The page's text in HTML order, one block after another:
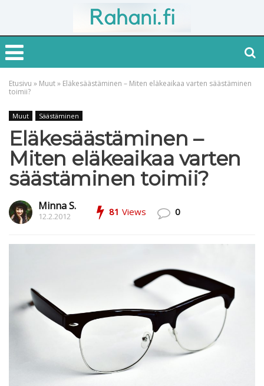
Etusivu » Muut» Eläkesäästäminen – Miten eläkeaikaa varten säästäminen
toimii?
Muut Säästäminen
Eläkesäästäminen –
Miten eläkeaikaa varten
säästäminen toimii?
Minna S.
12.2.2012 81 Views 0